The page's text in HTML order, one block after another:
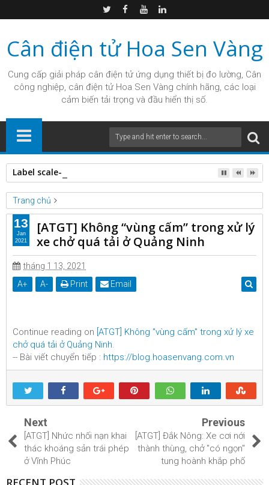
Cân điện tử Hoa Sen Vàng
Cung cấp giải pháp cân điện tử ứng dụng thiết bị đo lường, Cân
công nghiệp, cân điện tử Hoa Sen Vàng chính hãng, các loại
cảm biến tải trọng và đầu hiển thị số.
Label scale-Cân in nhãn CL5000J-PS
Trang chủ
Unlabelled
[ATGT] Không “vùng cấm” trong xử lý xe chở quá tải ở Quảng
Ninh
[ATGT] Không “vùng cấm” trong xử lý
xe chở quá tải ở Quảng Ninh
tháng 1 13, 2021
A+ A- Print Email
Continue reading on [ATGT] Không "vùng cấm" trong xử lý xe
chở quá tải ở Quảng Ninh.
-- Bài viết chuyển tiếp : https://blog.hoasenvang.com.vn
13
Jan
2021
Next
[ATGT] Nhức nhối nạn khai
thác khoáng sản trái phép
ở Vĩnh Phúc
Previous
[ATGT] Đắk Nông: Xe cơi nới
thành thùng, chở "có ngọn"
tung hoành khắp phố